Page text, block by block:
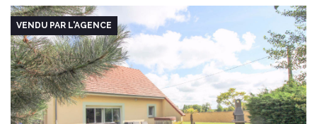
Espace client Nous contacter
VENDU PAR L'AGENCE